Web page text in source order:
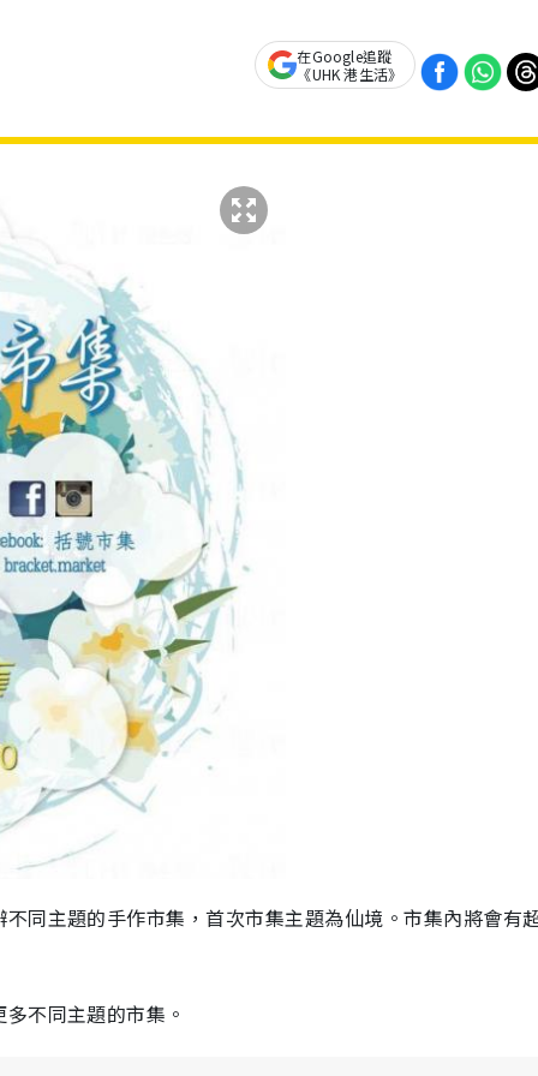
在Google追蹤
《UHK 港生活》
同主題的手作市集，首次市集主題為仙境。市集內將會有
不同主題的市集。